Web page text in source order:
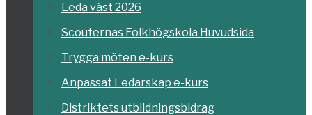
Leda väst 2026
Scouternas Folkhögskola Huvudsida
Trygga möten e-kurs
Anpassat Ledarskap e-kurs
Distriktets utbildningsbidrag